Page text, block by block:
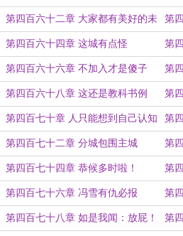
的？ 健
第四百六十二章 大家都有美好的未
来
第
兴
第四百六十四章 这城有点怪 第
第四百六十六章 不加入才是傻子 第
第四百六十八章 这还是教科书例
题？
第
要人
第四百七十章 人只能想到自己认知
范围之内的事情
第
第四百七十二章 分城包围主城 第
第四百七十四章 恭候多时啦！ 第
第四百七十六章 冯雪有仇必报 第
啦！
第四百七十八章 如是我闻：放屁！ 第